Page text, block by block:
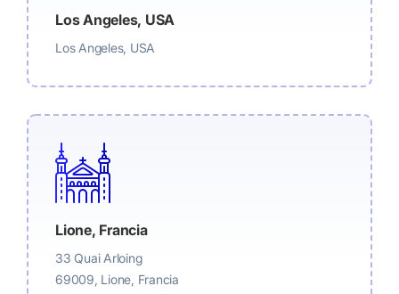
Los Angeles, USA
Los Angeles, USA
Lione, Francia
33 Quai Arloing
69009, Lione, Francia